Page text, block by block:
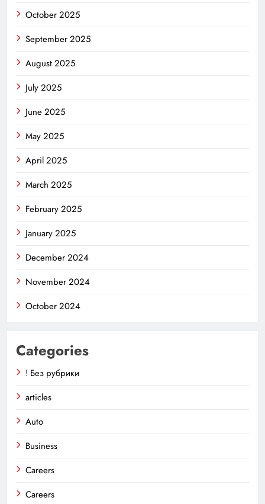
October 2025
September 2025
August 2025
July 2025
June 2025
May 2025
April 2025
March 2025
February 2025
January 2025
December 2024
November 2024
October 2024
Categories
! Без рубрики
articles
Auto
Business
Careers
Careers